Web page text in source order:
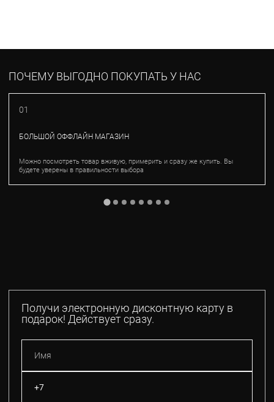
ПОЧЕМУ ВЫГОДНО ПОКУПАТЬ У НАС
01
БОЛЬШОЙ ОФФЛАЙН МАГАЗИН
Можно посмотреть товар вживую, примерить и сразу же купить. Вы
будете уверены в правильности выбора
Получи электронную дисконтную карту в
подарок! Действует сразу.